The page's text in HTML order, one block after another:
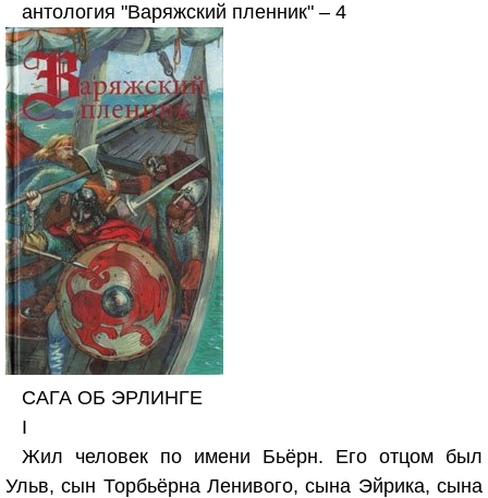
антология "Варяжский пленник" – 4
САГА ОБ ЭРЛИНГЕ
I
Жил человек по имени Бьёрн. Его отцом был
Ульв, сын Торбьёрна Ленивого, сына Эйрика, сына